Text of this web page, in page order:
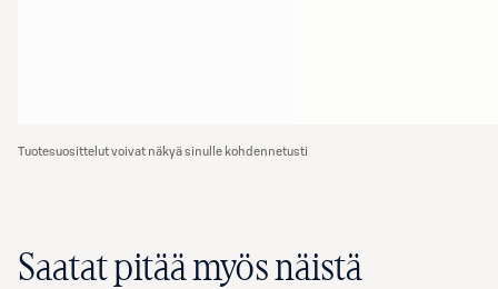
Tuotesuosittelut voivat näkyä sinulle kohdennetusti
Saatat pitää myös näistä